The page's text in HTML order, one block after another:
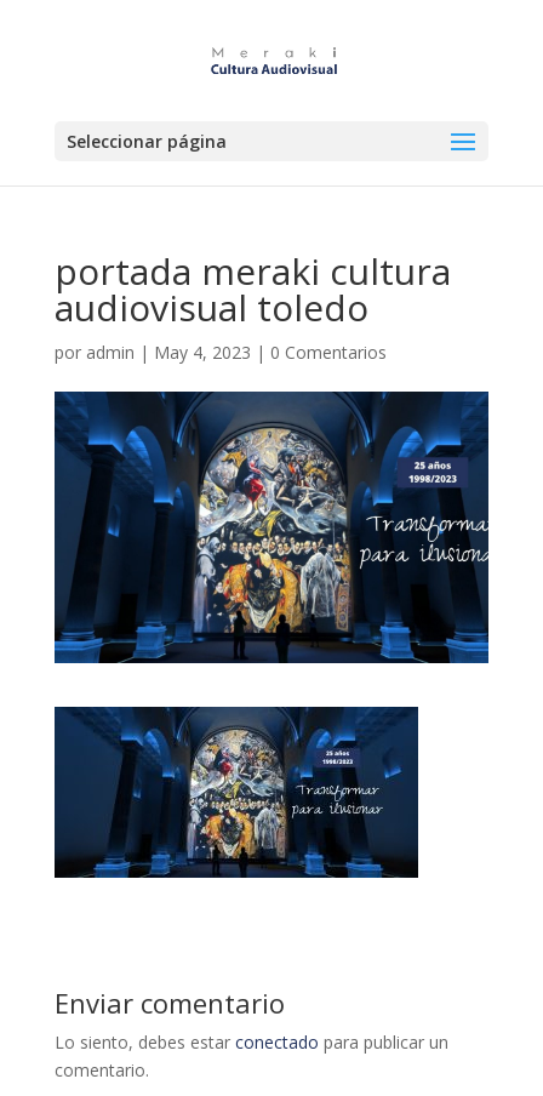
Seleccionar página
portada meraki cultura
audiovisual toledo
por admin | May 4, 2023 | 0 Comentarios
Enviar comentario
Lo siento, debes estar conectado para publicar un
comentario.